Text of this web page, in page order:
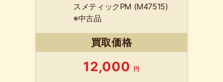
スメティックPM (M47515)
※中古品
買取価格
12,000 円